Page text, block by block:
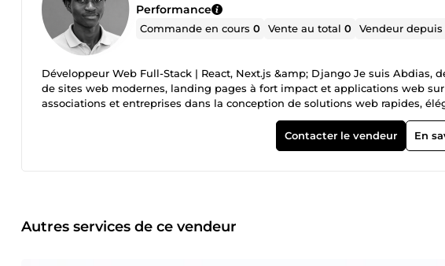
Performance
Commande en cours0 Vente au total0 Vendeur
Développeur Web Full-Stack | React, Next.js &amp; Django Je suis Abdias,
de sites web modernes, landing pages à fort impact et applications web
associations et entreprises dans la conception de solutions web rapides,
couvre l'ensemble du processus de développement, de la conception de
déploiement du projet. 💻 Technologies principales : • React.js • Next.js •
Vercel Ce que j'apporte à mes clients : ✅ Un design moderne et
Contacter le vendeur En
Autres services de ce vendeur